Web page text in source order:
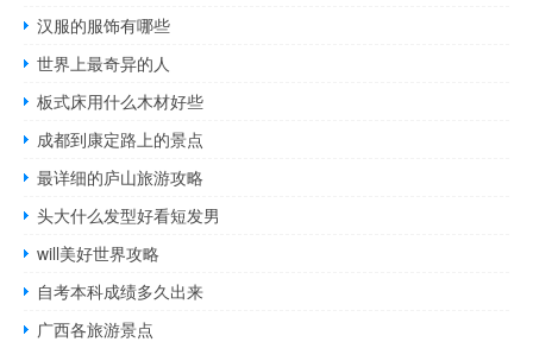
汉服的服饰有哪些
世界上最奇异的人
板式床用什么木材好些
成都到康定路上的景点
最详细的庐山旅游攻略
头大什么发型好看短发男
will美好世界攻略
自考本科成绩多久出来
广西各旅游景点